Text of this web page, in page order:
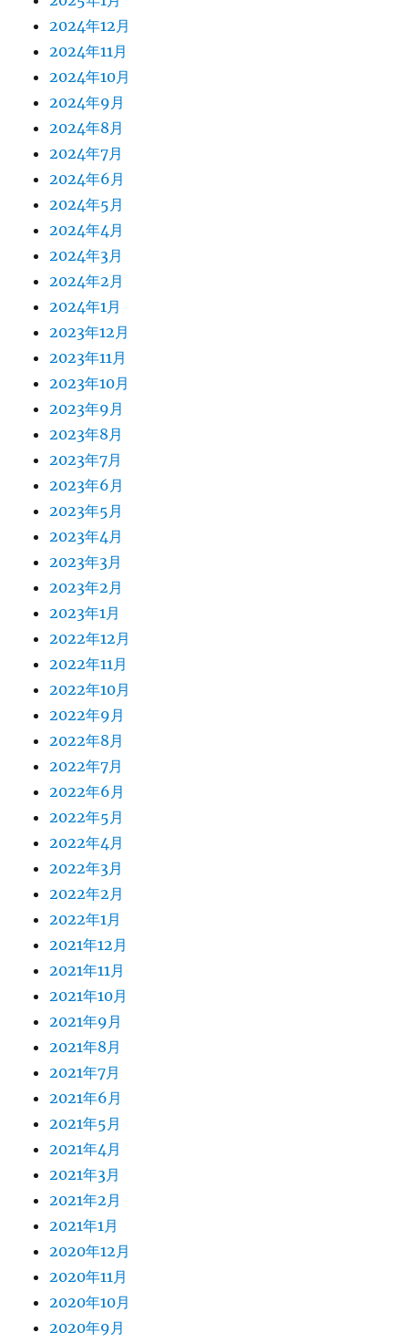
2024年12月
2024年11月
2024年10月
2024年9月
2024年8月
2024年7月
2024年6月
2024年5月
2024年4月
2024年3月
2024年2月
2024年1月
2023年12月
2023年11月
2023年10月
2023年9月
2023年8月
2023年7月
2023年6月
2023年5月
2023年4月
2023年3月
2023年2月
2023年1月
2022年12月
2022年11月
2022年10月
2022年9月
2022年8月
2022年7月
2022年6月
2022年5月
2022年4月
2022年3月
2022年2月
2022年1月
2021年12月
2021年11月
2021年10月
2021年9月
2021年8月
2021年7月
2021年6月
2021年5月
2021年4月
2021年3月
2021年2月
2021年1月
2020年12月
2020年11月
2020年10月
2020年9月